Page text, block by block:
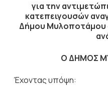
για την
κατεπειγουσών
Δήμου Μυλοποτάμου
Ο ΔΗΜΟΣ
Έχοντας υπόψη: